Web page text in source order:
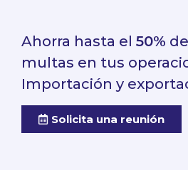
Ahorra hasta el 50%
multas en tus
Importación y
Solicita una reunión